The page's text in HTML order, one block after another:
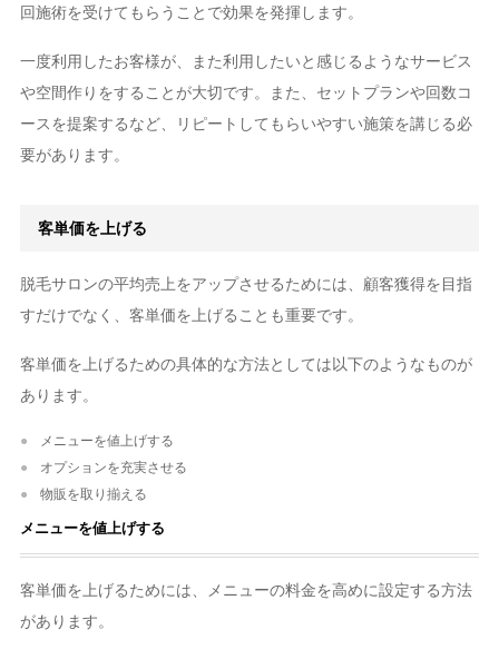
回施術を受けてもらうことで効果を発揮します。
一度利用したお客様が、また利用したいと感じるようなサービス
や空間作りをすることが大切です。また、セットプランや回数コ
ースを提案するなど、リピートしてもらいやすい施策を講じる必
要があります。
客単価を上げる
脱毛サロンの平均売上をアップさせるためには、顧客獲得を目指
すだけでなく、客単価を上げることも重要です。
客単価を上げるための具体的な方法としては以下のようなものが
あります。
メニューを値上げする
オプションを充実させる
物販を取り揃える
メニューを値上げする
客単価を上げるためには、メニューの料金を高めに設定する方法
があります。